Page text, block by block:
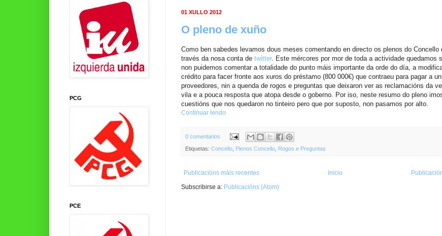
01 XULLO 2012
O pleno de xuño
Como ben sabedes levamos dous meses comentando en directo os plenos do Concello
través da nosa conta de twitter. Este mércores por mor de toda a actividade quedamos
non puidemos comentar a totalidade do punto máis importante da orde do día, a
crédito para facer fronte aos xuros do préstamo (800 000€) que contraeu para pagar a
proveedores, nin a quenda de rogos e preguntas que deixaron ver as reclamacións da
vila e a pouca resposta que atopa desde o goberno. Por iso, neste resumo do pleno
cuestións que nos quedaron no tinteiro pero que por suposto, non pasamos por alto.
Continuar lendo
0 comentarios
Etiquetas: Concello Plenos Concello Rogos e Preguntas
Publicacións máis recentes
Inicio
Subscribirse a: Publicacións (Atom)
PCG
PCE